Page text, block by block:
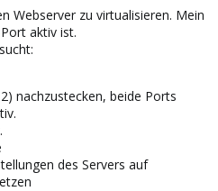
Webserver zu virtualisieren. Mein
aktiv ist.
nachzustecken, beide Ports
des Servers auf